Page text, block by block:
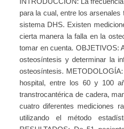
para la cual, entre los
sistema DHS. Existen
cierta manera la falla en la
tomar en cuenta. OBJETIVOS:
osteosíntesis y determinar la
osteosíntesis.
hospital, entre los 60 y 100
transtrocantérica de cadera,
cuatro diferentes mediciones
utilizando el método